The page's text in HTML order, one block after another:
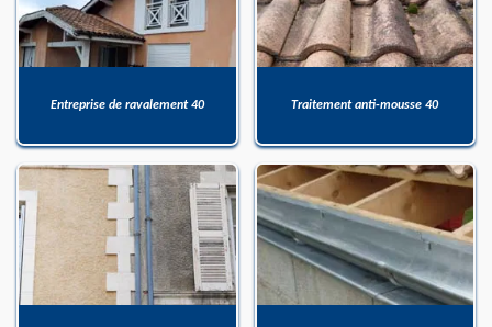
Entreprise de ravalement 40 Traitement anti-mousse 40